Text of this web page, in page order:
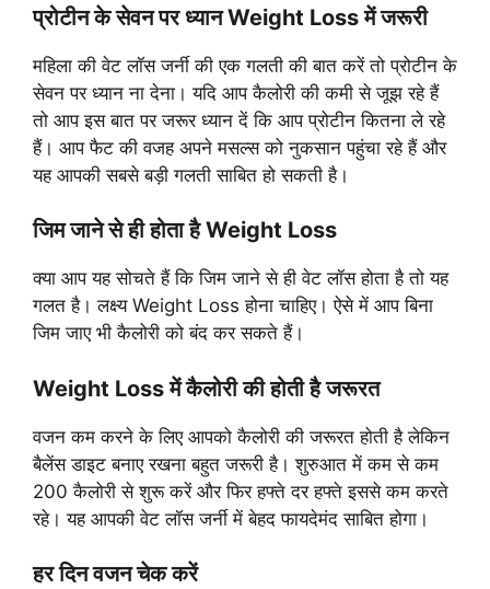
प्रोटीन के सेवन पर ध्यान Weight Loss में जरूरी
महिला की वेट लॉस जर्नी की एक गलती की बात करें तो प्रोटीन के
सेवन पर ध्यान ना देना। यदि आप कैलोरी की कमी से जूझ रहे हैं
तो आप इस बात पर जरूर ध्यान दें कि आप प्रोटीन कितना ले रहे
हैं। आप फैट की वजह अपने मसल्स को नुकसान पहुंचा रहे हैं और
यह आपकी सबसे बड़ी गलती साबित हो सकती है।
जिम जाने से ही होता है Weight Loss
क्या आप यह सोचते हैं कि जिम जाने से ही वेट लॉस होता है तो यह
गलत है। लक्ष्य Weight Loss होना चाहिए। ऐसे में आप बिना
जिम जाए भी कैलोरी को बंद कर सकते हैं।
Weight Loss में कैलोरी की होती है जरूरत
वजन कम करने के लिए आपको कैलोरी की जरूरत होती है लेकिन
बैलेंस डाइट बनाए रखना बहुत जरूरी है। शुरुआत में कम से कम
200 कैलोरी से शुरू करें और फिर हफ्ते दर हफ्ते इससे कम करते
रहे। यह आपकी वेट लॉस जर्नी में बेहद फायदेमंद साबित होगा।
हर दिन वजन चेक करें